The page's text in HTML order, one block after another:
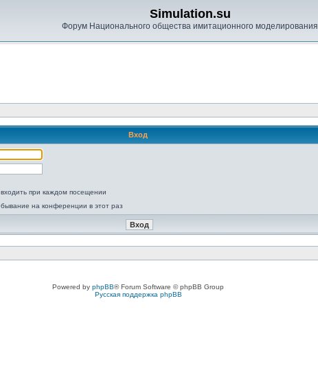
Simulation.su
Форум Национального общества имитационного моделирования
Вход
при каждом посещении
на конференции в этот раз
Powered by phpBB® Forum Software © phpBB Group
Русская поддержка phpBB